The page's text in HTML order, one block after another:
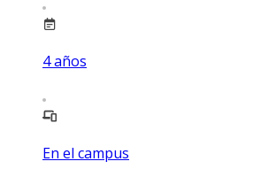
4años
En el campus